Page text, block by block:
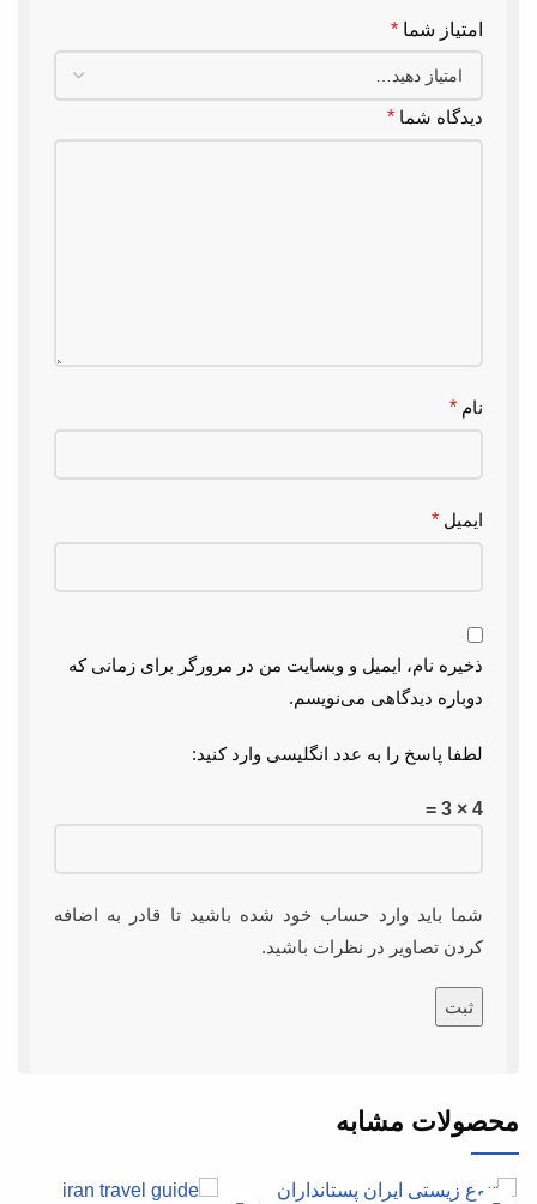
امتیاز شما *
دیدگاه شما *
نام *
ایمیل *
ذخیره نام، ایمیل و وبسایت من در مرورگر برای زمانی که
دوباره دیدگاهی می‌نویسم.
لطفا پاسخ را به عدد انگلیسی وارد کنید:
4 × 3 =
شما باید وارد حساب خود شده باشید تا قادر به اضافه
کردن تصاویر در نظرات باشید.
محصولات مشابه